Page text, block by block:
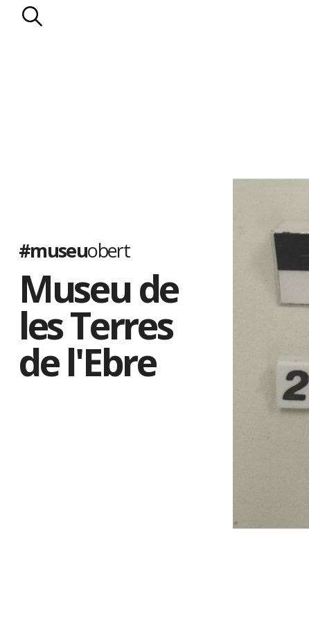
#museuobert
Museu de
les Terres
de l'Ebre